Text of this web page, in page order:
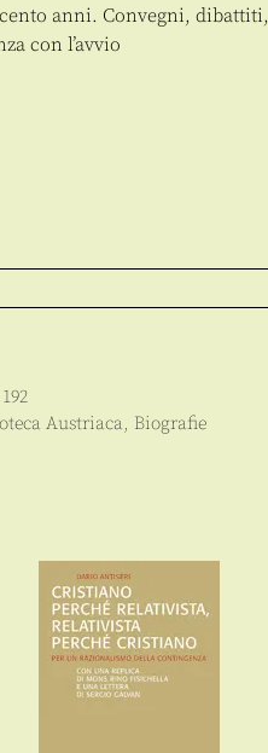
anni. Convegni, dibattiti,
con l’avvio
192
Austriaca, Biografie